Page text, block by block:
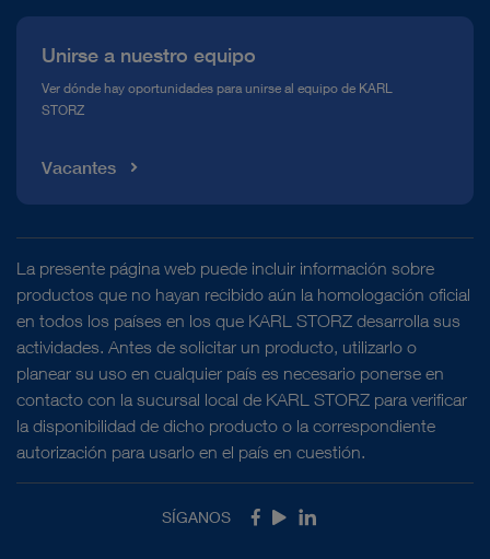
Unirse a nuestro equipo
Ver dónde hay oportunidades para unirse al equipo de KARL
STORZ
Vacantes
La presente página web puede incluir información sobre
productos que no hayan recibido aún la homologación oficial
en todos los países en los que KARL STORZ desarrolla sus
actividades. Antes de solicitar un producto, utilizarlo o
planear su uso en cualquier país es necesario ponerse en
contacto con la sucursal local de KARL STORZ para verificar
la disponibilidad de dicho producto o la correspondiente
autorización para usarlo en el país en cuestión.
SÍGANOS Facebook
YoutubeLinkedIn